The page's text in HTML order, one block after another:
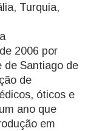
Turquia,
2006 por
de Santiago de
de
óticos e
ano que
em